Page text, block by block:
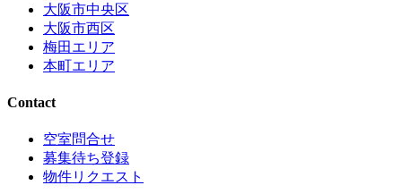
大阪市中央区
大阪市西区
梅田エリア
本町エリア
Contact
空室問合せ
募集待ち登録
物件リクエスト